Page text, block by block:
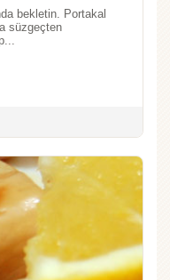
bekletin. Portakal
süzgeçten